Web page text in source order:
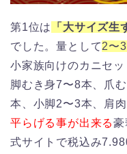
第1位は 「 大サイズ生
でした。量として2〜
小家族向けのカニセ
脚むき身7〜8本、爪
本、小脚2〜3本、肩
平らげる事が出来る豪
式サイトで税込み